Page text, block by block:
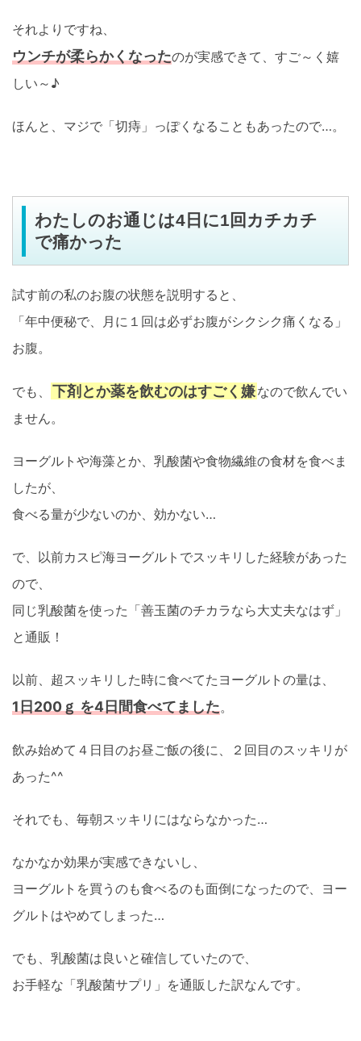
それよりですね、
ウンチが柔らかくなったのが実感できて、すご～く嬉
しい～♪
ほんと、マジで「切痔」っぽくなることもあったので…。
わたしのお通じは4日に1回カチカチ
で痛かった
試す前の私のお腹の状態を説明すると、
「年中便秘で、月に１回は必ずお腹がシクシク痛くなる」
お腹。
でも、 下剤とか薬を飲むのはすごく嫌なので飲んでい
ません。
ヨーグルトや海藻とか、乳酸菌や食物繊維の食材を食べま
したが、
食べる量が少ないのか、効かない…
で、以前カスピ海ヨーグルトでスッキリした経験があった
ので、
同じ乳酸菌を使った「善玉菌のチカラなら大丈夫なはず」
と通販！
以前、超スッキリした時に食べてたヨーグルトの量は、
1日200ｇ を4日間食べてました。
飲み始めて４日目のお昼ご飯の後に、２回目のスッキリが
あった^^
それでも、毎朝スッキリにはならなかった…
なかなか効果が実感できないし、
ヨーグルトを買うのも食べるのも面倒になったので、ヨー
グルトはやめてしまった…
でも、乳酸菌は良いと確信していたので、
お手軽な「乳酸菌サプリ」を通販した訳なんです。